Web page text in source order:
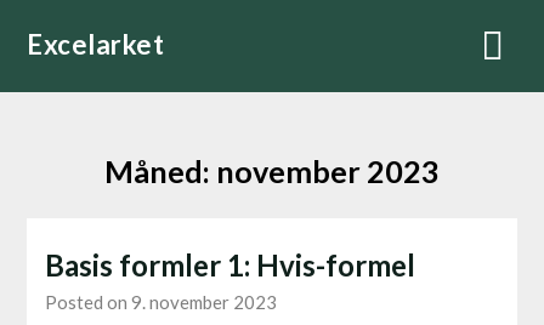
Excelarket
Måned: november 2023
Basis formler 1: Hvis-formel
Posted on 9. november 2023